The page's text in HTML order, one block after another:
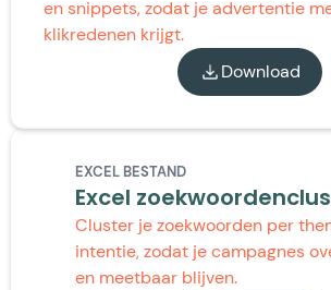
en snippets, zodat je advertentie
klikredenen krijgt.
Download
EXCEL BESTAND
Excel
Cluster je zoekwoorden per
intentie, zodat je campagnes
en meetbaar blijven.